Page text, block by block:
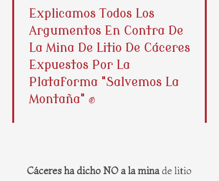
e
b
o
o
w
i
t
t
e
r
t
e
r
e
t
t
a
g
r
Explicamos Todos Los
Argumentos En Contra De
La Mina De Litio De Cáceres
Expuestos Por La
Plataforma "Salvemos La
Montaña" ✊
Cáceres ha dicho NO a la minade litio